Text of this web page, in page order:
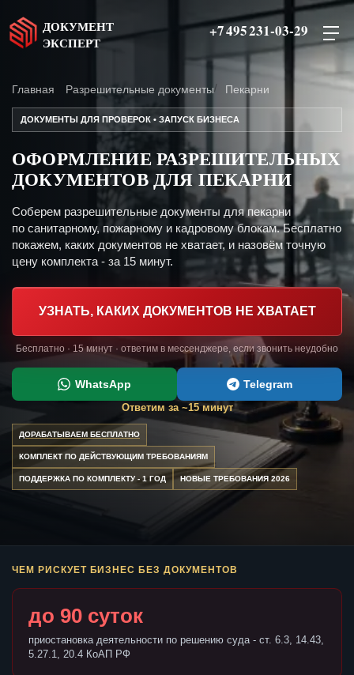
ДОКУМЕНТ
ЭКСПЕРТ
+7 495 231-03-29
Главная Разрешительные документы Пекарни
ДОКУМЕНТЫ ДЛЯ ПРОВЕРОК • ЗАПУСК БИЗНЕСА
ОФОРМЛЕНИЕ РАЗРЕШИТЕЛЬНЫХ
ДОКУМЕНТОВ ДЛЯ ПЕКАРНИ
Соберем разрешительные документы для пекарни
по санитарному, пожарному и кадровому блокам. Бесплатно
покажем, каких документов не хватает, и назовём точную
цену комплекта - за 15 минут.
УЗНАТЬ, КАКИХ ДОКУМЕНТОВ НЕ ХВАТАЕТ
Бесплатно · 15 минут · ответим в мессенджере, если звонить неудобно
WhatsApp Telegram
Ответим за ~15 минут
ДОРАБАТЫВАЕМ БЕСПЛАТНО
КОМПЛЕКТ ПО ДЕЙСТВУЮЩИМ ТРЕБОВАНИЯМ
ПОДДЕРЖКА ПО КОМПЛЕКТУ - 1 ГОД НОВЫЕ ТРЕБОВАНИЯ 2026
ЧЕМ РИСКУЕТ БИЗНЕС БЕЗ ДОКУМЕНТОВ
до 90 суток
приостановка деятельности по решению суда - ст. 6.3, 14.43,
5.27.1, 20.4 КоАП РФ